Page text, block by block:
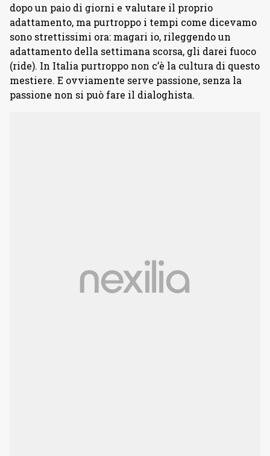
dopo un paio di giorni e valutare il proprio
adattamento, ma purtroppo i tempi come dicevamo
sono strettissimi ora: magari io, rileggendo un
adattamento della settimana scorsa, gli darei fuoco
(ride). In Italia purtroppo non c’è la cultura di questo
mestiere. E ovviamente serve passione, senza la
passione non si può fare il dialoghista.